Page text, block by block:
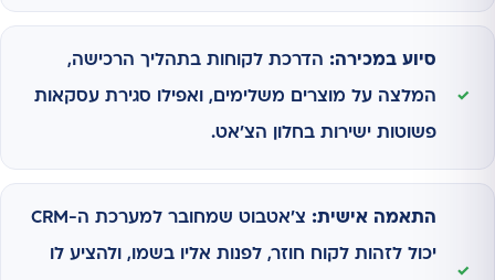
סיוע במכירה: הדרכת לקוחות בתהליך הרכישה,
המלצה על מוצרים משלימים, ואפילו סגירת עסקאות
פשוטות ישירות בחלון הצ'אט.
התאמה אישית: צ'אטבוט שמחובר למערכת ה-CRM
יכול לזהות לקוח חוזר, לפנות אליו בשמו, ולהציע לו